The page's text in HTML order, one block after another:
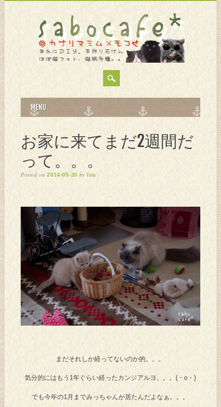
MAIN MENU
to
content
MENU
お家に来てまだ2週間だ
って。。。
Posted on2014-05-20 byluu
まだそれしか経ってないのか的。。。
気分的にはもう1年ぐらい経ったカンジアルヨ。。。(・o・)
でも今年の1月までみっちゃんが居たんだよなぁ。。。